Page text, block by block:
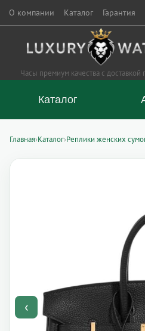
О компании Каталог Гарантия
Часы премиум качества с доставкой
Каталог
Главная›Каталог›Реплики женских
‹